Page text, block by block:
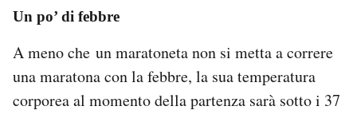
Un po’ di febbre
A meno che un maratoneta non si metta a correre
una maratona con la febbre, la sua temperatura
corporea al momento della partenza sarà sotto i 37